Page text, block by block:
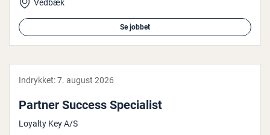
Vedbæk
Se jobbet
Indrykket:7. august 2026
Partner Success Spe­ci­a­list
Loyalty Key A/S